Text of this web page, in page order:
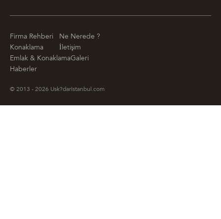
Firma Rehberi
Ne Nerede ?
Konaklama
İletişim
Emlak & KonaklamaGaleri
Haberler
© 2013 - 2026 Usk?darIstanbul.com